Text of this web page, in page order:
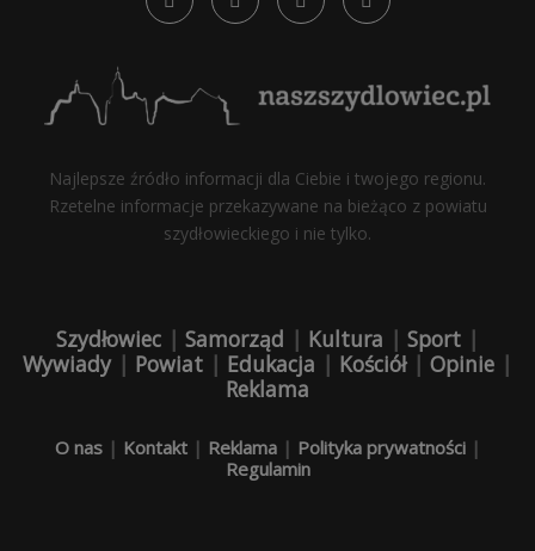
Najlepsze źródło informacji dla Ciebie i twojego regionu.
Rzetelne informacje przekazywane na bieżąco z powiatu
szydłowieckiego i nie tylko.
Szydłowiec | Samorząd | Kultura | Sport |
Wywiady| Powiat | Edukacja | Kościół| Opinie |
Reklama
O nas| Kontakt| Reklama| Polityka prywatności|
Regulamin